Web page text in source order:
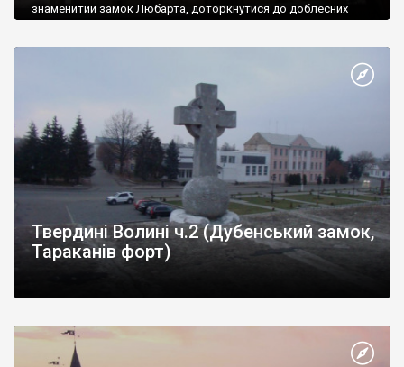
знаменитий замок Любарта, доторкнутися до доблесних
Твердині Волині ч.2 (Дубенський замок,
Тараканів форт)